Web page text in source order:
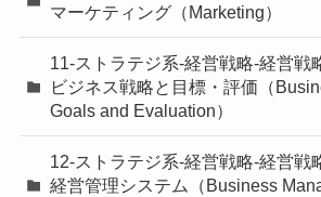
マーケティング（Marketing）
11-ストラテジ系-経営戦略-経営戦
ビジネス戦略と目標・評価（
Goals and Evaluation）
12-ストラテジ系-経営戦略-経営戦
経営管理システム（Business